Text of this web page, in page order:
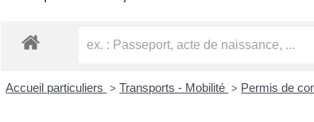
Accueil particuliers > Transports - Mobilité > Permis de